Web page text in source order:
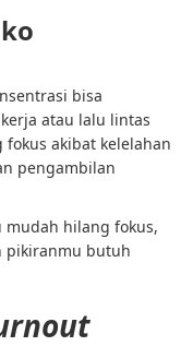
bisa
atau lalu lintas
akibat kelelahan
pengambilan
mudah hilang fokus,
pikiranmu butuh